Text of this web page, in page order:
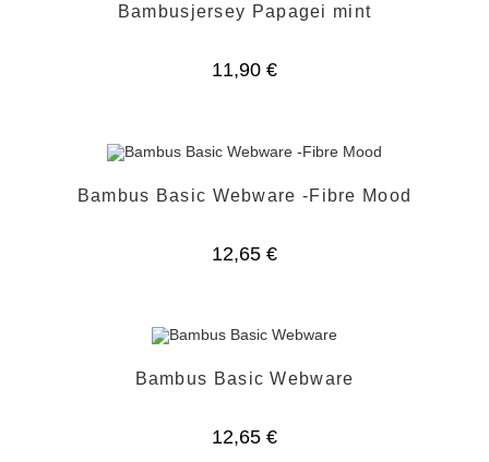
Bambusjersey Papagei mint
11,90 €
Bambus Basic Webware -Fibre Mood
12,65 €
Bambus Basic Webware
12,65 €